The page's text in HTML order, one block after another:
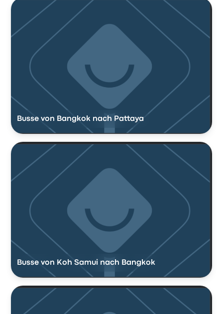
Busse von Bangkok nach Pattaya
Busse von Koh Samui nach Bangkok